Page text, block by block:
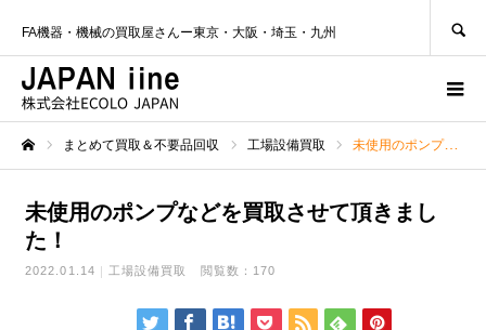
FA機器・機械の買取屋さんー東京・大阪・埼玉・九州
まとめて買取＆不要品回収 工場設備買取 未使用のポンプなどを買取させて頂きました！
未使用のポンプなどを買取させて頂きまし
た！
2022.01.14 工場設備買取 閲覧数：170